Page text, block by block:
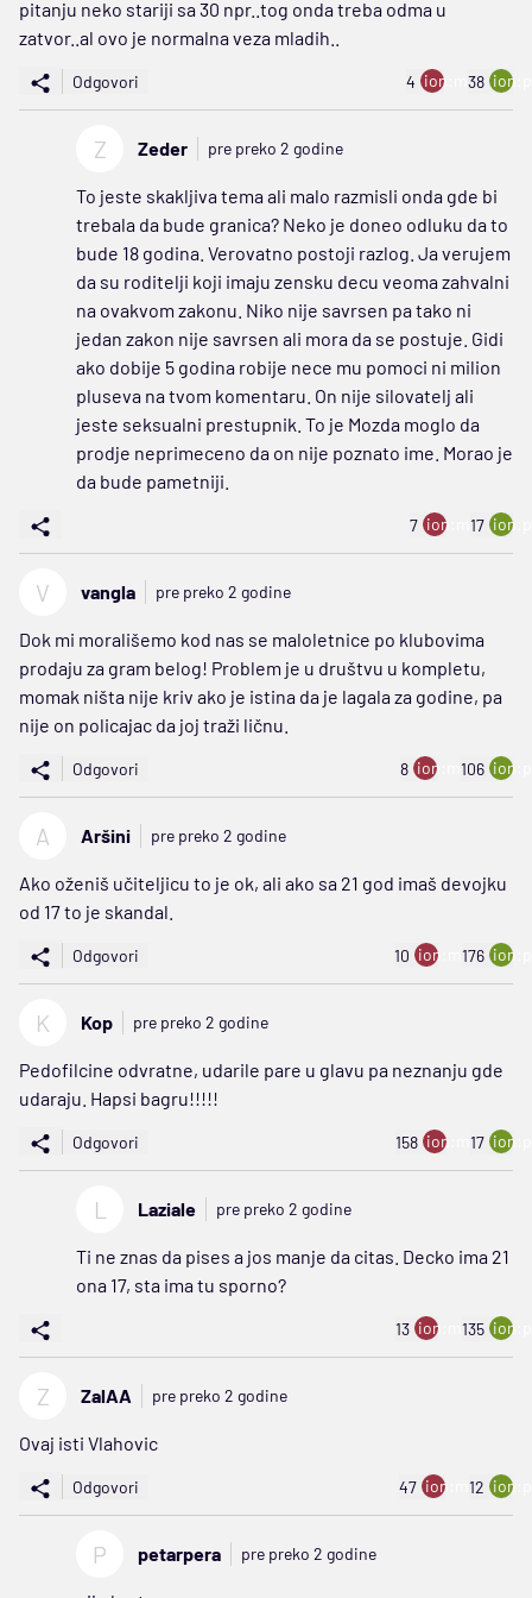
pitanju neko stariji sa 30 npr..tog onda treba odma u
zatvor..al ovo je normalna veza mladih..
Odgovori 4 ion:minus
38
Z Zeder pre preko 2 godine
To jeste skakljiva tema ali malo razmisli onda gde bi
trebala da bude granica? Neko je doneo odluku da to
bude 18 godina. Verovatno postoji razlog. Ja verujem
da su roditelji koji imaju zensku decu veoma zahvalni
na ovakvom zakonu. Niko nije savrsen pa tako ni
jedan zakon nije savrsen ali mora da se postuje. Gidi
ako dobije 5 godina robije nece mu pomoci ni milion
pluseva na tvom komentaru. On nije silovatelj ali
jeste seksualni prestupnik. To je Mozda moglo da
prodje neprimeceno da on nije poznato ime. Morao je
da bude pametniji.
7 ion:minus
17
V vangla pre preko 2 godine
Dok mi morališemo kod nas se maloletnice po klubovima
prodaju za gram belog! Problem je u društvu u kompletu,
momak ništa nije kriv ako je istina da je lagala za godine, pa
nije on policajac da joj traži ličnu.
Odgovori 8 ion:minus
106
A Aršini pre preko 2 godine
Ako oženiš učiteljicu to je ok, ali ako sa 21 god imaš devojku
od 17 to je skandal.
Odgovori 10 ion:minus
176
K Kop pre preko 2 godine
Pedofilcine odvratne, udarile pare u glavu pa neznanju gde
udaraju. Hapsi bagru!!!!!
Odgovori 158 ion:minus
17
L Laziale pre preko 2 godine
Ti ne znas da pises a jos manje da citas. Decko ima 21
ona 17, sta ima tu sporno?
13 ion:minus
135
Z ZalAA pre preko 2 godine
Ovaj isti Vlahovic
Odgovori 47 ion:minus
12
P petarpera pre preko 2 godine